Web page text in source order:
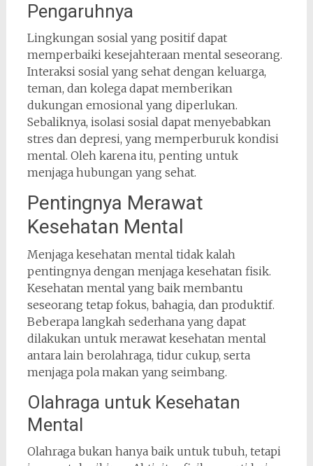
Pengaruhnya
Lingkungan sosial yang positif dapat
memperbaiki kesejahteraan mental seseorang.
Interaksi sosial yang sehat dengan keluarga,
teman, dan kolega dapat memberikan
dukungan emosional yang diperlukan.
Sebaliknya, isolasi sosial dapat menyebabkan
stres dan depresi, yang memperburuk kondisi
mental. Oleh karena itu, penting untuk
menjaga hubungan yang sehat.
Pentingnya Merawat
Kesehatan Mental
Menjaga kesehatan mental tidak kalah
pentingnya dengan menjaga kesehatan fisik.
Kesehatan mental yang baik membantu
seseorang tetap fokus, bahagia, dan produktif.
Beberapa langkah sederhana yang dapat
dilakukan untuk merawat kesehatan mental
antara lain berolahraga, tidur cukup, serta
menjaga pola makan yang seimbang.
Olahraga untuk Kesehatan
Mental
Olahraga bukan hanya baik untuk tubuh, tetapi